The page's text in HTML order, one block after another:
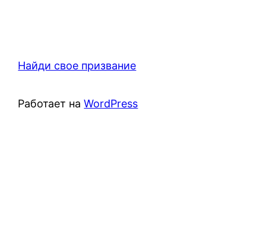
Найди свое призвание
Работает наWordPress